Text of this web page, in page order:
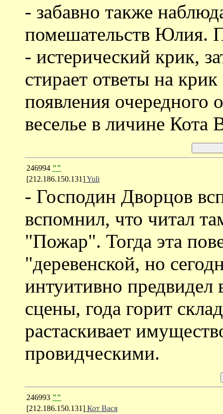
- забавно также
помешательств Юлия.
- истерический крик,
стирает ответы на
появления очередного
веселье в личине Кота
246994 ""
[212.186.150.131]Yuli
- Господин Дворцов
вспомнил, что читал
"Пожар". Тогда эта
"деревенской, но
интуитивно предвидел
сцены, года горит
растаскивает
провидческими.
246993 ""
[212.186.150.131] Кот Вася